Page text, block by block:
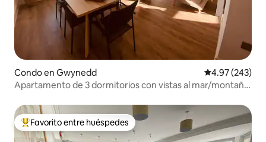
Condo en Gwynedd Calificación
4.97 (243)
Apartamento de 3 dormitorios con vistas al mar/montaña
Favorito entre huéspedes preferido
Favorito entre huéspedes